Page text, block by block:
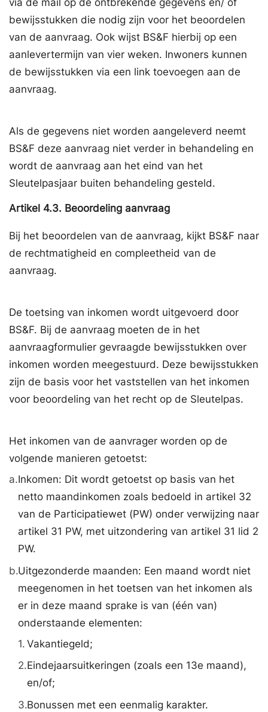
bewijsstukken die nodig zijn voor het beoordelen
van de aanvraag. Ook wijst BS&F hierbij op een
aanlevertermijn van vier weken. Inwoners kunnen
de bewijsstukken via een link toevoegen aan de
aanvraag.
Als de gegevens niet worden aangeleverd neemt
BS&F deze aanvraag niet verder in behandeling en
wordt de aanvraag aan het eind van het
Sleutelpasjaar buiten behandeling gesteld.
Artikel 4.3. Beoordeling aanvraag
Bij het beoordelen van de aanvraag, kijkt BS&F naar
de rechtmatigheid en compleetheid van de
aanvraag.
De toetsing van inkomen wordt uitgevoerd door
BS&F. Bij de aanvraag moeten de in het
aanvraagformulier gevraagde bewijsstukken over
inkomen worden meegestuurd. Deze bewijsstukken
zijn de basis voor het vaststellen van het inkomen
voor beoordeling van het recht op de Sleutelpas.
Het inkomen van de aanvrager worden op de
volgende manieren getoetst:
a.Inkomen: Dit wordt getoetst op basis van het
netto maandinkomen zoals bedoeld in artikel 32
van de Participatiewet (PW) onder verwijzing naar
artikel 31 PW, met uitzondering van artikel 31 lid 2
PW.
b.Uitgezonderde maanden: Een maand wordt niet
meegenomen in het toetsen van het inkomen als
er in deze maand sprake is van (één van)
onderstaande elementen:
1. Vakantiegeld;
2.Eindejaarsuitkeringen (zoals een 13e maand),
en/of;
3.Bonussen met een eenmalig karakter.